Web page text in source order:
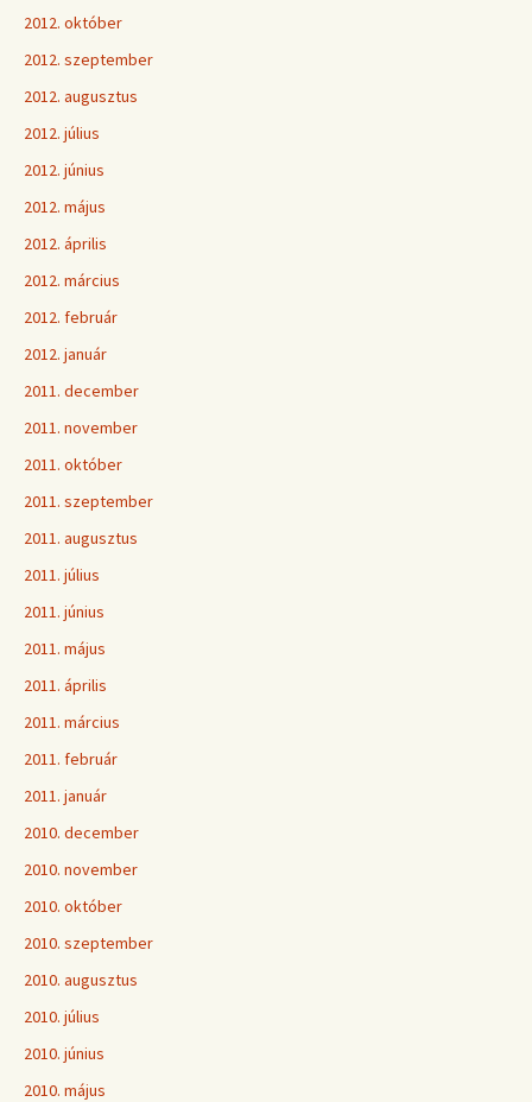
2012. október
2012. szeptember
2012. augusztus
2012. július
2012. június
2012. május
2012. április
2012. március
2012. február
2012. január
2011. december
2011. november
2011. október
2011. szeptember
2011. augusztus
2011. július
2011. június
2011. május
2011. április
2011. március
2011. február
2011. január
2010. december
2010. november
2010. október
2010. szeptember
2010. augusztus
2010. július
2010. június
2010. május